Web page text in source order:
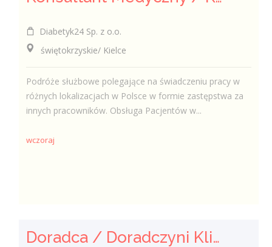
Diabetyk24 Sp. z o.o.
świętokrzyskie/ Kielce
Podróże służbowe polegające na świadczeniu pracy w
różnych lokalizacjach w Polsce w formie zastępstwa za
innych pracowników. Obsługa Pacjentów w...
wczoraj
Doradca / Doradczyni Klienta